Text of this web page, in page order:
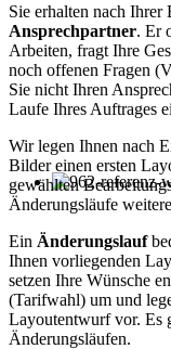
Sie erhalten nach Ihrer
Ansprechpartner. Er
Arbeiten, fragt Ihre
noch offenen Fragen
Sie nicht Ihren
Laufe Ihres Auftrages
Wir legen Ihnen nach
Bilder einen ersten
gewählten
Änderungsläufe
Ein Änderungslauf
Ihnen vorliegenden
setzen Ihre Wünsche
(Tarifwahl) um und
Layoutentwurf vor. Es
Änderungsläufen.